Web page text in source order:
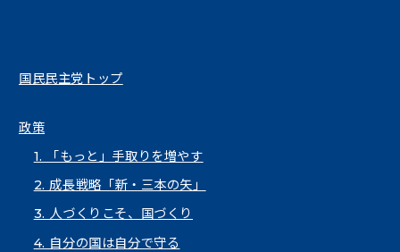
国民民主党トップ
政策
1. 「もっと」手取りを増やす
2. 成長戦略「新・三本の矢」
3. 人づくりこそ、国づくり
4. 自分の国は自分で守る